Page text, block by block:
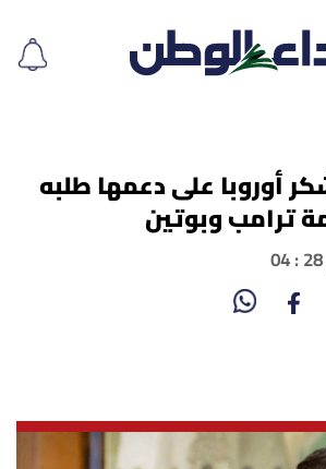
أوروبا على دعمها طلبه
ترامب وبوتين